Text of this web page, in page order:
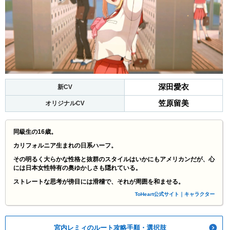
新CV 深田愛衣
オリジナルCV 笠原留美
同級生の16歳。
カリフォルニア生まれの日系ハーフ。
その明るく大らかな性格と抜群のスタイルはいかにもアメリカンだが、心
には日本女性特有の奥ゆかしさも隠れている。
ストレートな思考が傍目には滑稽で、それが周囲を和ませる。
ToHeart公式サイト｜キャラクター
宮内レミィのルート攻略手順・選択肢